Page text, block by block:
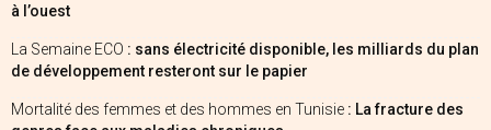
à l’ouest
La Semaine ECO : sans électricité disponible, les milliards du plan
de développement resteront sur le papier
Mortalité des femmes et des hommes en Tunisie : La fracture des